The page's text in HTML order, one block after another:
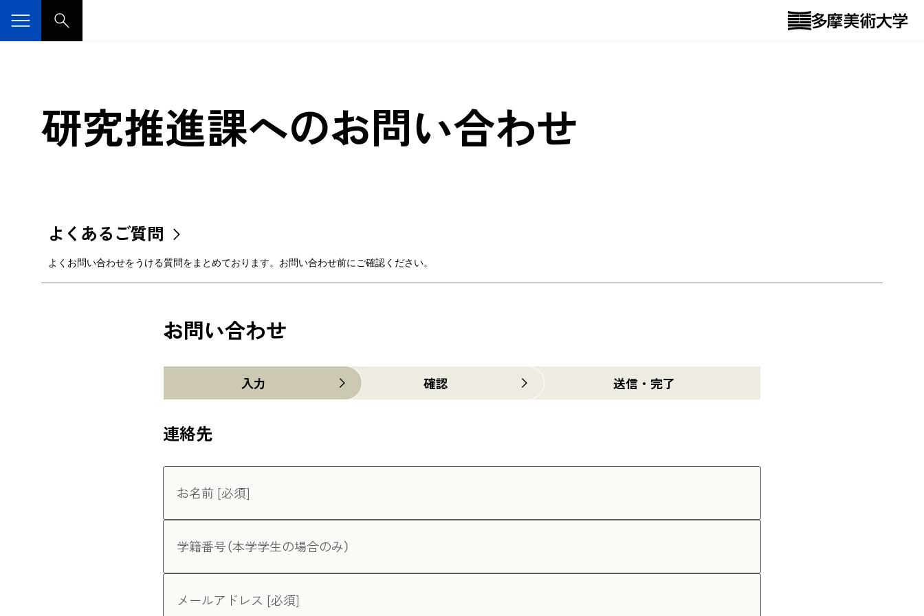
研究推進課へのお問い合わせ
よくあるご質問
よくお問い合わせをうける質問をまとめております。お問い合わせ前にご確認ください。
お問い合わせ
入力 確認 送信・完了
連絡先
お名前 [必須]
学籍番号（本学学生の場合のみ）
メールアドレス [必須]